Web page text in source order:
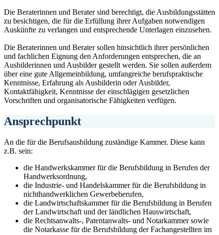
Die Beraterinnen und Berater sind berechtigt, die Ausbildungsstätten
zu besichtigen, die für die Erfüllung ihrer Aufgaben notwendigen
Auskünfte zu verlangen und entsprechende Unterlagen einzusehen.
Die Beraterinnen und Berater sollen hinsichtlich ihrer persönlichen
und fachlichen Eignung den Anforderungen entsprechen, die an
Ausbilderinnen und Ausbilder gestellt werden. Sie sollen außerdem
über eine gute Allgemeinbildung, umfangreiche berufspraktische
Kenntnisse, Erfahrung als Ausbilderin oder Ausbilder,
Kontaktfähigkeit, Kenntnisse der einschlägigen gesetzlichen
Vorschriften und organisatorische Fähigkeiten verfügen.
Ansprechpunkt
An die für die Berufsausbildung zuständige Kammer. Diese kann
z.B. sein:
die Handwerkskammer für die Berufsbildung in Berufen der
Handwerksordnung,
die Industrie- und Handelskammer für die Berufsbildung in
nichthandwerklichen Gewerbeberufen,
die Landwirtschaftskammer für die Berufsbildung in Berufen
der Landwirtschaft und der ländlichen Hauswirtschaft,
die Rechtsanwalts-, Patentanwalts- und Notarkammer sowie
die Notarkasse für die Berufsbildung der Fachangestellten im